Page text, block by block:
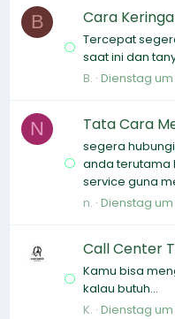
B Cara
Tercepat
saat ini dan
B. Dienstag um
N Tata Cara
segera hubungi
anda terutama
service guna
n. Dienstag um
Call Center
Kamu bisa
kalau butuh...
K. Dienstag um